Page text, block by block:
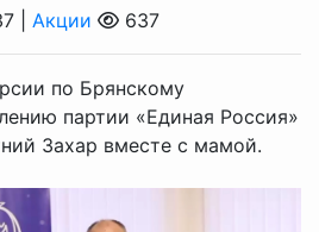
| Акции 637
по Брянскому
партии «Единая Россия»
Захар вместе с мамой.